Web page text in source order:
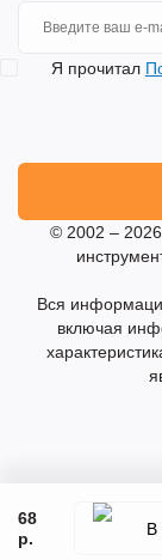
68
р.
Я прочитал
© 2002 –
Вся
включая